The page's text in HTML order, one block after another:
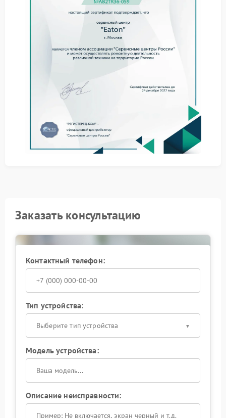
позволяющие точно оценить состояние крепежных
узлов и выявить скрытые смещения. Такой подход
помогает избежать дальнейших повреждений
смежных компонентов.
Ремонт Eaton предполагает замену ослабленных
заводским допускам. После работ устройство
проходит тестирование под нагрузкой.
надежной фиксации внутренних компонентов с
учетом конструктивных особенностей модели. Это
снижает риск повторных смещений и повышает
общую устойчивость оборудования.
Заказать консультацию
Контактный телефон:
Тип устройства:
Выберите тип устройства
Модель устройства:
Описание неисправности: